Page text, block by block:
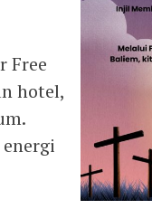
Free
hotel,